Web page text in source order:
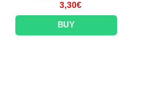
3,30€
BUY